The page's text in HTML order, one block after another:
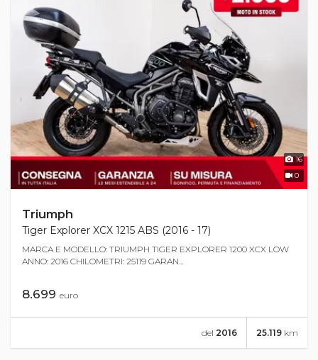
16
0
Triumph
Tiger Explorer XCX 1215 ABS (2016 - 17)
MARCA E MODELLO: TRIUMPH TIGER EXPLORER 1200 XCX LOW
ANNO: 2016 CHILOMETRI: 25119 GARAN...
8.699 euro
25.119 km
del 2016